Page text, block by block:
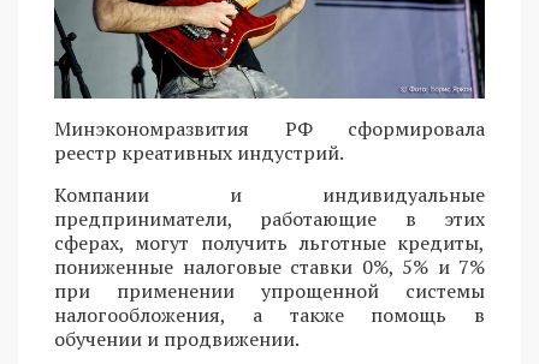
Минэкономразвития РФ сформировала
реестр креативных индустрий.
Компании и индивидуальные
предприниматели, работающие в этих
сферах, могут получить льготные кредиты,
пониженные налоговые ставки 0%, 5% и 7%
при применении упрощенной системы
налогообложения, а также помощь в
обучении и продвижении.